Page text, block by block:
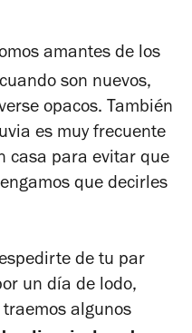
amantes de los
son nuevos,
opacos. También
es muy frecuente
casa para evitar que
que decirles
de tu par
un día de lodo,
algunos